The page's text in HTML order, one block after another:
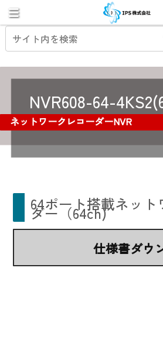
NVR608-64-
ネットワークレコーダーNVR
64ポート搭載ネット
ダー（64ch)
仕様書ダウ